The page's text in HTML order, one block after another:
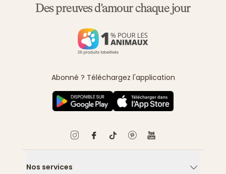
Des preuves d'amour chaque jour
Abonné ? Téléchargez l'application
Nos services